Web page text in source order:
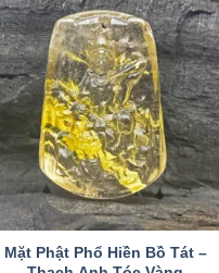
Mặt Phật Phổ Hiền Bồ Tát –